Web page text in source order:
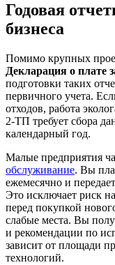
Годовая
бизнеса
Помимо крупных
Декларация о плате
подготовки таких
первичного учета.
отходов, работа
2-ТП требует сбора
календарный год.
Малые предприятия
обслуживание. Вы
ежемесячно и
Это исключает риск
перед покупкой
слабые места. Вы
и рекомендации по
зависит от площади
технологий.